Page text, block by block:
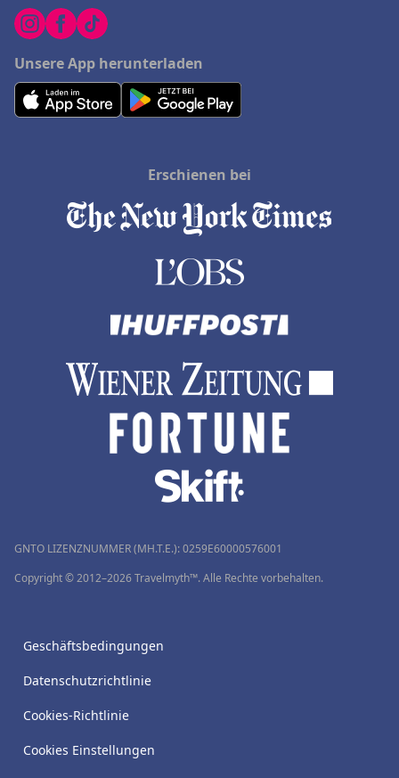
Unsere App herunterladen
Erschienen bei
GNTO LIZENZNUMMER (MH.T.E.): 0259Ε60000576001
Copyright © 2012–2026 Travelmyth™. Alle Rechte vorbehalten.
Geschäftsbedingungen
Datenschutzrichtlinie
Cookies-Richtlinie
Cookies Einstellungen